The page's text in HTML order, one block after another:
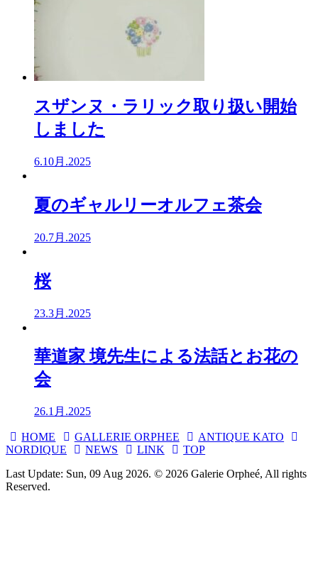
スザンヌ・ラリック取り扱い開始
しました
6.10月.2025
夏のギャルリーオルフェ茶会
20.7月.2025
桜
23.3月.2025
華道家 境先生による法話とお花の
会
26.1月.2025
HOME GALLERIE ORPHEE
ANTIQUE KATO
NORDIQUE
NEWS LINK
TOP
Last Update: Sun, 09 Aug 2026. © 2026 Galerie Orpheé, All rights
Reserved.